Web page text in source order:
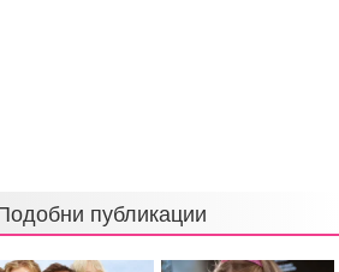
публикации